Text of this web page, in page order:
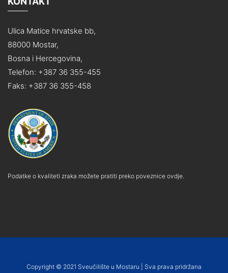
Ulica Matice hrvatske bb,
88000 Mostar,
Bosna i Hercegovina,
Telefon: +387 36 355-455
Faks: +387 36 355-458
Podatke o kvaliteti zraka možete pratiti preko poveznice ovdje.
Copyright © 2021 Sveučilište u Mostaru | Sva prava pridržana